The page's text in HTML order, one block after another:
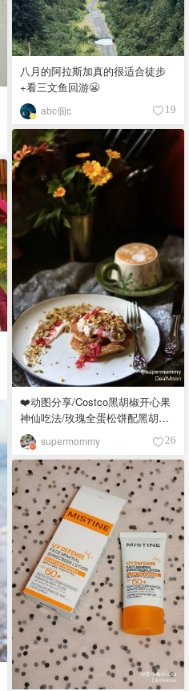
八月的阿拉斯加真的很适合徒步
+看三文鱼回游😬
abc個c 19
❤️动图分享/Costco黑胡椒开心果
神仙吃法/玫瑰全蛋松饼配黑胡椒
开心果碎太惊艳😍
supermommy 26